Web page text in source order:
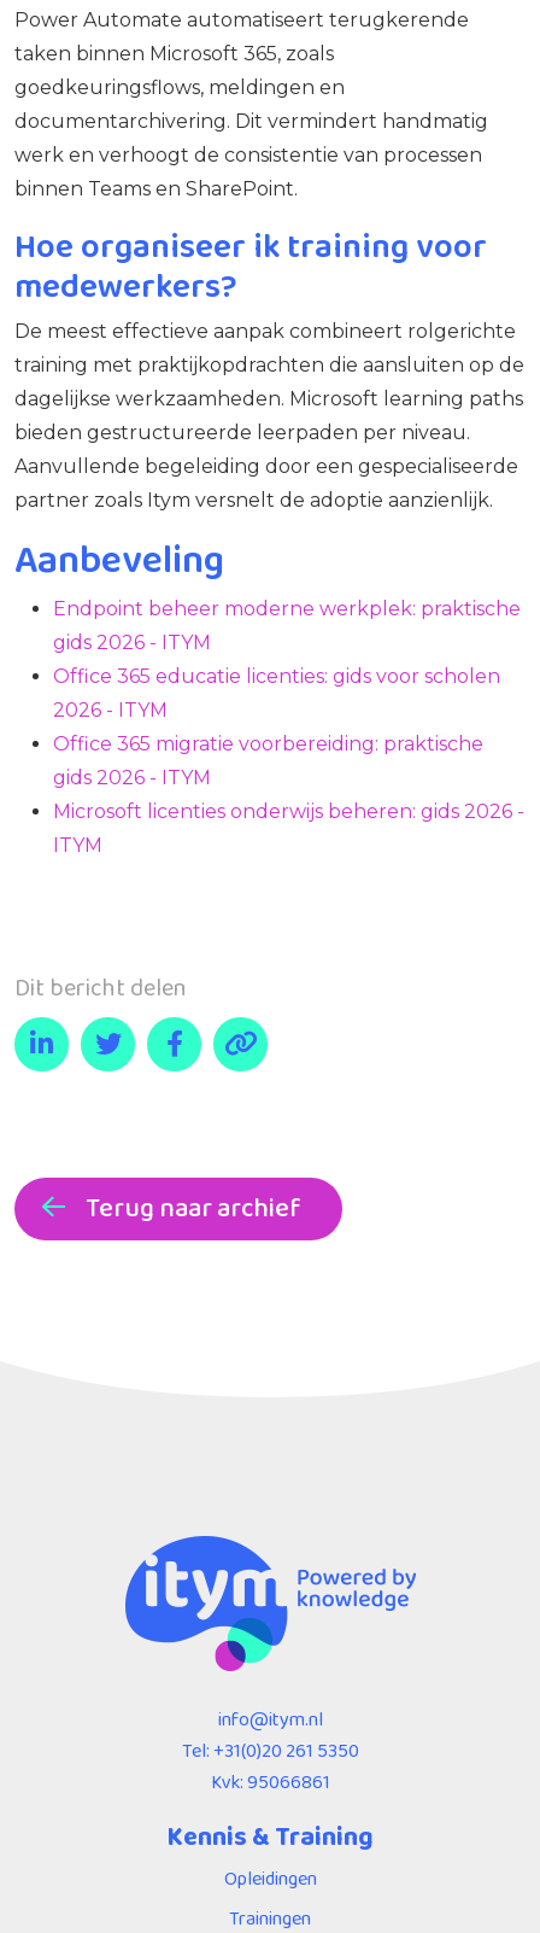
Power Automate automatiseert terugkerende
taken binnen Microsoft 365, zoals
goedkeuringsflows, meldingen en
documentarchivering. Dit vermindert handmatig
werk en verhoogt de consistentie van processen
binnen Teams en SharePoint.
Hoe organiseer ik training voor
medewerkers?
De meest effectieve aanpak combineert rolgerichte
training met praktijkopdrachten die aansluiten op de
dagelijkse werkzaamheden. Microsoft learning paths
bieden gestructureerde leerpaden per niveau.
Aanvullende begeleiding door een gespecialiseerde
partner zoals Itym versnelt de adoptie aanzienlijk.
Aanbeveling
Endpoint beheer moderne werkplek: praktische
gids 2026 - ITYM
Office 365 educatie licenties: gids voor scholen
2026 - ITYM
Office 365 migratie voorbereiding: praktische
gids 2026 - ITYM
Microsoft licenties onderwijs beheren: gids 2026 -
ITYM
Dit bericht delen
Terug naar archief
info@itym.nl
Tel:+31(0)20 261 5350
Kvk: 95066861
Kennis & Training
Opleidingen
Trainingen